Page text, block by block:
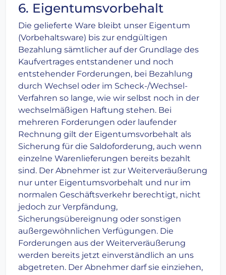
6. Eigentumsvorbehalt
Die gelieferte Ware bleibt unser Eigentum
(Vorbehaltsware) bis zur endgültigen
Bezahlung sämtlicher auf der Grundlage des
Kaufvertrages entstandener und noch
entstehender Forderungen, bei Bezahlung
durch Wechsel oder im Scheck-/Wechsel-
Verfahren so lange, wie wir selbst noch in der
wechselmäßigen Haftung stehen. Bei
mehreren Forderungen oder laufender
Rechnung gilt der Eigentumsvorbehalt als
Sicherung für die Saldoforderung, auch wenn
einzelne Warenlieferungen bereits bezahlt
sind. Der Abnehmer ist zur Weiterveräußerung
nur unter Eigentumsvorbehalt und nur im
normalen Geschäftsverkehr berechtigt, nicht
jedoch zur Verpfändung,
Sicherungsübereignung oder sonstigen
außergewöhnlichen Verfügungen. Die
Forderungen aus der Weiterveräußerung
werden bereits jetzt einverständlich an uns
abgetreten. Der Abnehmer darf sie einziehen,